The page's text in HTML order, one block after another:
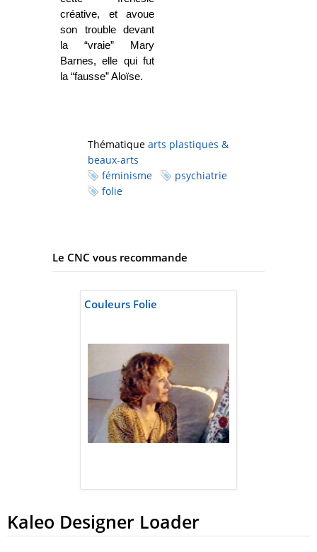
créative, et avoue
son trouble devant
la “vraie” Mary
Barnes, elle qui fut
la “fausse” Aloïse.
Thématique arts plastiques &
beaux-arts
féminisme
psychiatrie
folie
Le CNC vous recommande
Couleurs Folie
Kaleo Designer Loader